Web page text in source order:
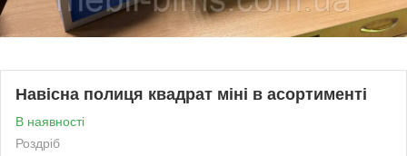
Навісна полиця квадрат міні в асортименті
В наявності
Роздріб